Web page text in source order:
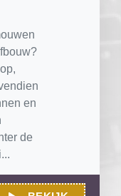
en
de